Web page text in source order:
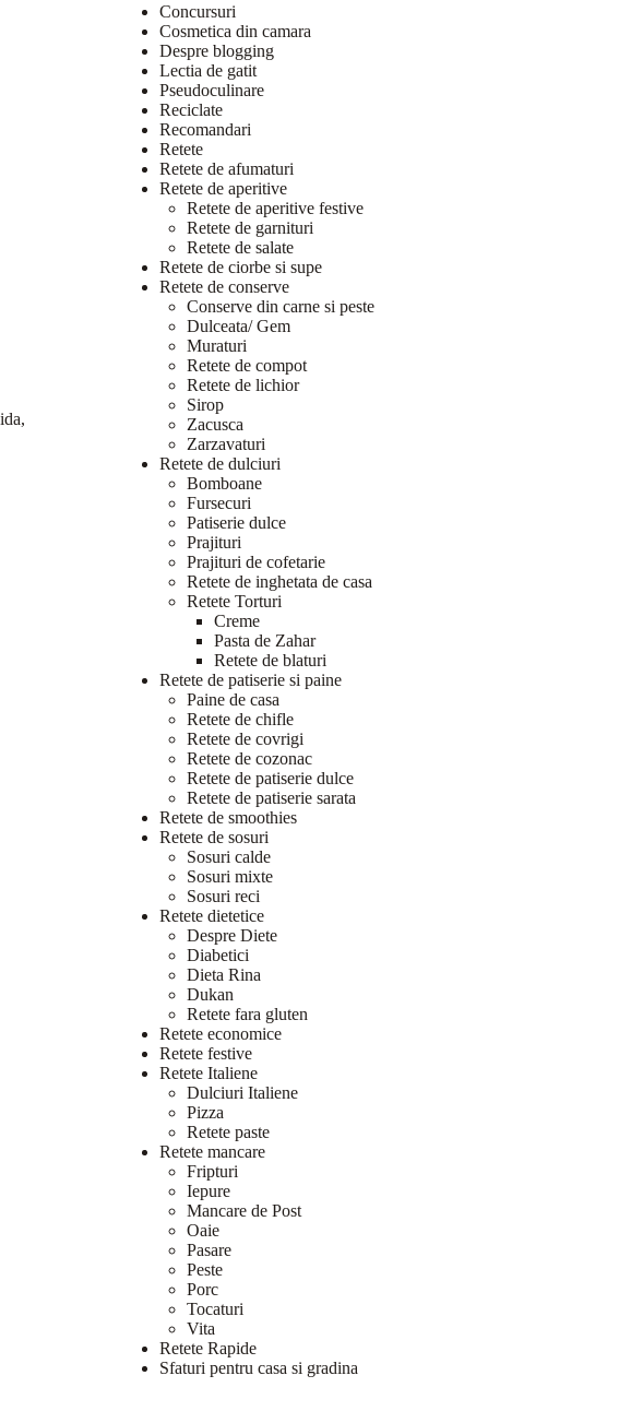
Concursuri
Cosmetica din camara
Despre blogging
Lectia de gatit
Pseudoculinare
Reciclate
Recomandari
Retete
Retete de afumaturi
Retete de aperitive
Retete de aperitive festive
Retete de garnituri
Retete de salate
Retete de ciorbe si supe
Retete de conserve
Conserve din carne si peste
Dulceata/ Gem
Muraturi
Retete de compot
Retete de lichior
Sirop
Zacusca
Zarzavaturi
Retete de dulciuri
Bomboane
Fursecuri
Patiserie dulce
Prajituri
Prajituri de cofetarie
Retete de inghetata de casa
Retete Torturi
Creme
Pasta de Zahar
Retete de blaturi
Retete de patiserie si paine
Paine de casa
Retete de chifle
Retete de covrigi
Retete de cozonac
Retete de patiserie dulce
Retete de patiserie sarata
Retete de smoothies
Retete de sosuri
Sosuri calde
Sosuri mixte
Sosuri reci
Retete dietetice
Despre Diete
Diabetici
Dieta Rina
Dukan
Retete fara gluten
Retete economice
Retete festive
Retete Italiene
Dulciuri Italiene
Pizza
Retete paste
Retete mancare
Fripturi
Iepure
Mancare de Post
Oaie
Pasare
Peste
Porc
Tocaturi
Vita
Retete Rapide
Sfaturi pentru casa si gradina